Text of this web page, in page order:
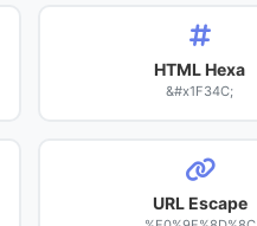
HTML Hexa
&#x1F34C;
URL Escape